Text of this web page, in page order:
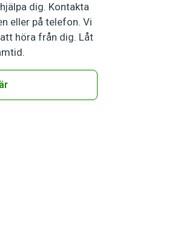
dig. Kontakta
eller på telefon. Vi
höra från dig. Låt